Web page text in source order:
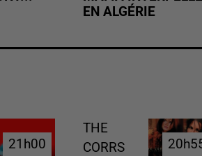
EN ALGÉRIE
21h00
21h00
THE
CORRS